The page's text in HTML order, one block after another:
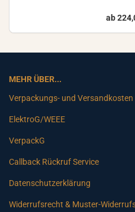
ab
MEHR ÜBER...
Verpackungs- und Versandkosten
ElektroG/WEEE
VerpackG
Callback Rückruf Service
Datenschutzerklärung
Widerrufsrecht & Muster-